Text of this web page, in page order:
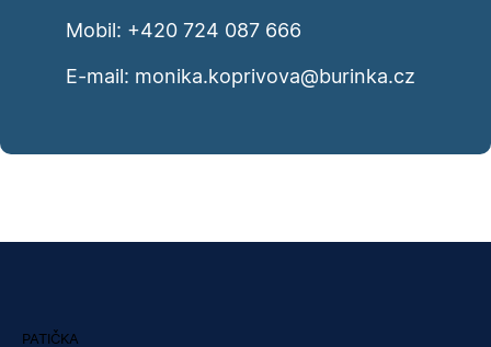
Mobil: +420 724 087 666
E-mail: monika.koprivova@burinka.cz
PATIČKA